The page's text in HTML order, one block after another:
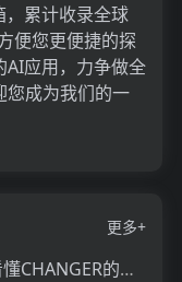
累计收录全球
便您更便捷的探
AI应用，力争做全
您成为我们的一
更多+
CHANGER是什么？一文让你看懂CHANGER的技术原理、主要功能、应用场景